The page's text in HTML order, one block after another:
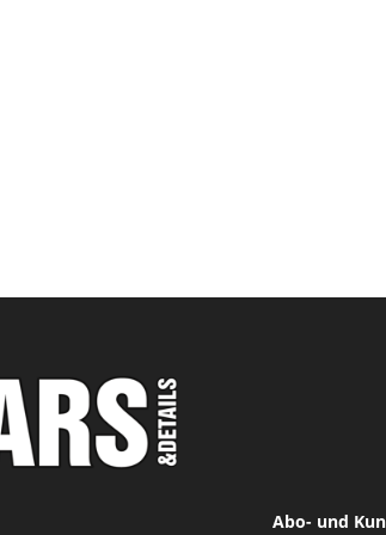
Abo- und